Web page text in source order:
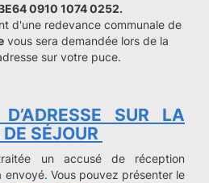
0910 1074 0252.
d'une redevance communale de
vous sera demandée lors de la
sur votre puce.
SUR LA
SÉJOUR
un accusé de réception
envoyé. Vous pouvez présenter le